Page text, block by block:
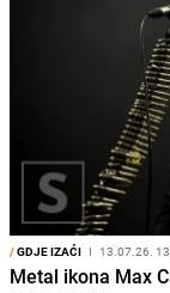
/GDJE IZAĆI I 13.07.26.
Metal ikona Max